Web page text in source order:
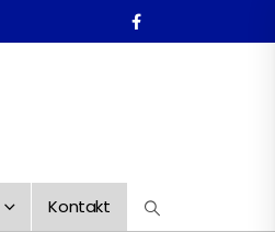
Kontakt